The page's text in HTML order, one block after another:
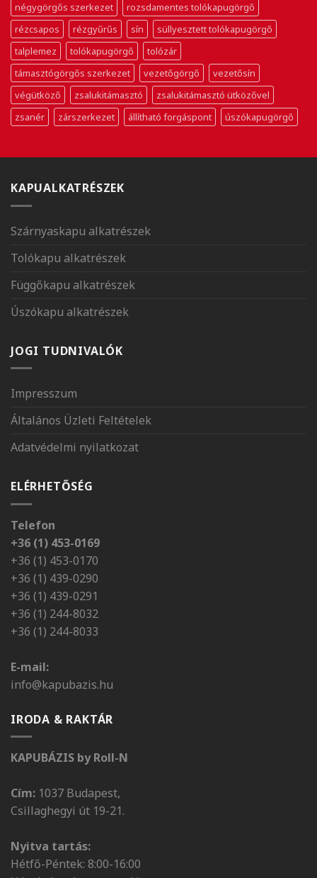
négygörgős szerkezet
rozsdamentes tolókapugörgő
rézcsapos
rézgyűrűs sín
süllyesztett tolókapugörgő
talplemez
tolókapugörgő
tolózár
támasztógörgős szerkezet
vezetőgörgő
vezetősín
végütköző
zsalukitámasztó
zsalukitámasztó ütközővel
zsanér
zárszerkezet állítható forgáspont úszókapugörgő
KAPUALKATRÉSZEK
Szárnyaskapu alkatrészek
Tolókapu alkatrészek
Függőkapu alkatrészek
Úszókapu alkatrészek
JOGI TUDNIVALÓK
Impresszum
Általános Üzleti Feltételek
Adatvédelmi nyilatkozat
ELÉRHETŐSÉG
Telefon
+36 (1) 453-0169
+36 (1) 453-0170
+36 (1) 439-0290
+36 (1) 439-0291
+36 (1) 244-8032
+36 (1) 244-8033
E-mail:
info@kapubazis.hu
IRODA & RAKTÁR
KAPUBÁZIS by Roll-N
Cím: 1037 Budapest,
Csillaghegyi út 19-21.
Nyitva tartás:
Hétfő-Péntek: 8:00-16:00